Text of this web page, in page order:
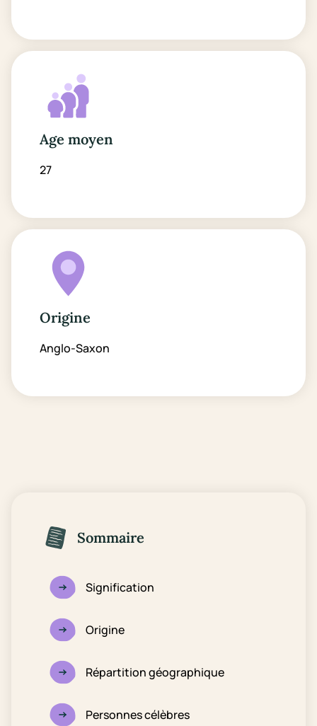
Age moyen
27
Origine
Anglo-Saxon
Sommaire
Signification
Origine
Répartition géographique
Personnes célèbres